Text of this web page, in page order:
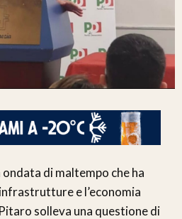
di maltempo che ha
e l’economia
solleva una questione di